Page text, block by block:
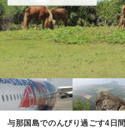
与那国島でのんびり過ごす4日間